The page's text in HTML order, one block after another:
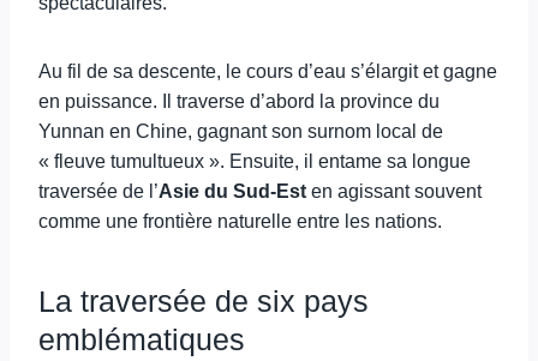
Au fil de sa descente, le cours d’eau s’élargit et gagne
en puissance. Il traverse d’abord la province du
Yunnan en Chine, gagnant son surnom local de
« fleuve tumultueux ». Ensuite, il entame sa longue
traversée de l’Asie du Sud-Est en agissant souvent
comme une frontière naturelle entre les nations.
La traversée de six pays
emblématiques